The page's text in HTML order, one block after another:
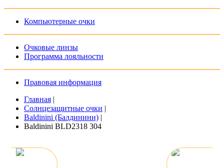
Компьютерные очки
Очковые линзы
Программа лояльности
Правовая информация
Главная |
Солнцезащитные очки |
Baldinini (Балдинини) |
Baldinini BLD2318 304